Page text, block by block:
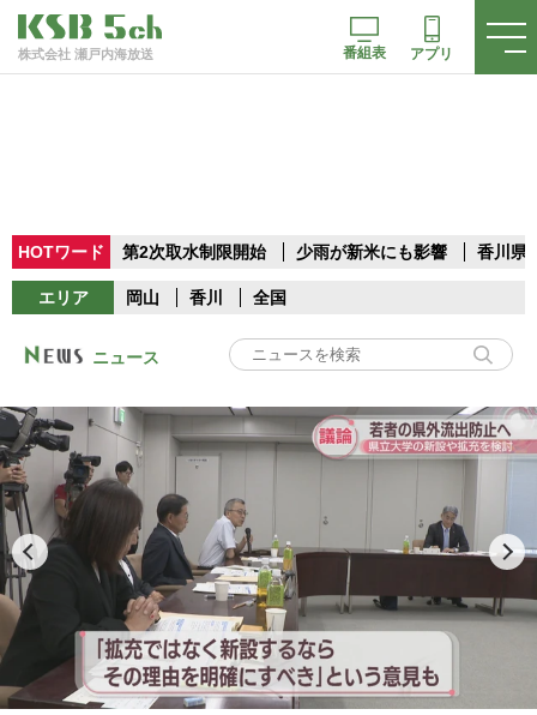
株式会社 瀬戸内海放送 番組表 アプリ
HOTワード 第2次取水制限開始 少雨が新米にも影響 香川県
エリア 岡山 香川 全国
ニュース
Play